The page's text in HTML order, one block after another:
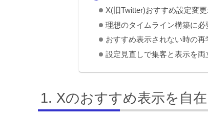
X(旧Twitter)おすすめ設定変
理想のタイムライン構築に必
おすすめ表示されない時の再
設定見直しで集客と表示を両
Xのおすすめ表示を自